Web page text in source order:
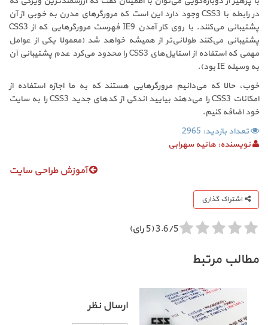
در رابطه با CSS3 وجود دارد این است که مرورگرهای مدرن به خوبی از آن
پشتیبانی می‌کنند. با روی کار آمدن IE9 فهرست مرورگرهایی که از CSS3
پشتیبانی می‌کنند طولانی‌تر از همیشه خواهد شد (معمولا یکی از عوامل
مهمی که استفاده از استایل‌های CSS3 را محدود می‌کرد عدم پشتیبانی آن
به وسیله IE بود).
خوب، حالا که می‌دانیم مرورگرهایی هستند که به ما اجازه استفاده از
امکانات CSS3 را می‌دهند بیایید اندکی از کدهای جدید CSS3 را به سایت
خود اضافه کنیم.
تعداد بازدید: 2965
نویسنده: هانیه سهرابی
آموزش طراحی سایت
اشتراک گذاری
3.6/5 (5 رای)
مطالب مرتبط
ارسال نظر